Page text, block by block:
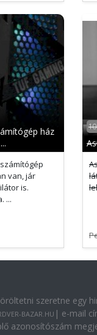
ház
van, jár
is.
...
szeretne egy
BAZAR.HU | e-mail
azonosítószám